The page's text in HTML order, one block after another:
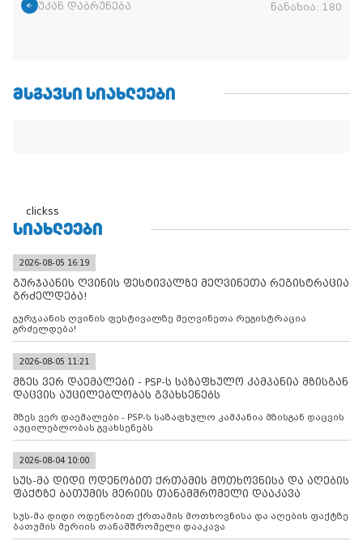
უკან დაბრუნება ნანახია: 180
ᲛᲡᲒᲐᲕᲡᲘ ᲡᲘᲐᲮᲚᲔᲔᲑᲘ
clickss
ᲡᲘᲐᲮᲚᲔᲔᲑᲘ
2026-08-05 16:19
გურჯაანის ღვინის ფესტივალზე მეღვინეთა რეგისტრაცია
გრძელდება!
გურჯაანის ღვინის ფესტივალზე მეღვინეთა რეგისტრაცია
გრძელდება!
2026-08-05 11:21
მზეს ვერ დაემალები - PSP-ს საზაფხულო კამპანია მზისგან
დაცვის აუცილებლობას გვახსენებს
მზეს ვერ დაემალები - PSP-ს საზაფხულო კამპანია მზისგან დაცვის
აუცილებლობას გვახსენებს
2026-08-04 10:00
სუს-მა დიდი ოდენობით ქრთამის მოთხოვნისა და აღების
ფაქტზე ბათუმის მერიის თანამშრომელი დააკავა
სუს-მა დიდი ოდენობით ქრთამის მოთხოვნისა და აღების ფაქტზე
ბათუმის მერიის თანამშრომელი დააკავა